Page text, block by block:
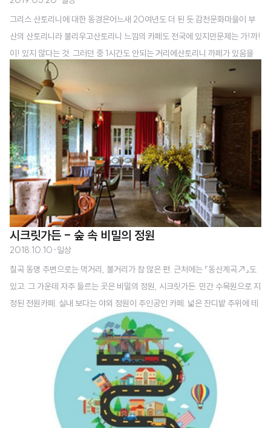
그리스 산토리니에 대한 동경은어느새 20여년도 더 된 듯.감천문화마을이 부
산의 산토리니라 불리우고산토리니 느낌의 카페도 전국에 있지만문제는 가!까!
이! 있지 않다는 것. 그러던 중 1시간도 안되는 거리에산토리니 까페가 있음을
듣고오픈 시간에 맞게 도착하기 위해출발하였다. 목적지는 경산 대구한의대학
교 근처의 '카페 산토리니 마을' 오픈 시간에 맞춰서 10시에 도착... .. 했는데 아
직 오픈 전이다이날 출근이 좀 늦었다고 하신다.참고로 평일 오픈 시간은 10시
30분. 기다리면서 바깥 구경.오늘은 모처럼 하늘도 파랗다.하늘과 건물만 바라
보면 산토리니가 부럽지 않음. 앞쪽과 옆으로 주차장도 넉넉히 준비되어 있다.
단, 마을을 지나 카페 앞까지 이어지는 길은차 한대만 겨우 다닐 수 있는 좁은 길
인데다가드레일도 ..
시크릿가든 - 숲 속 비밀의 정원
2018.10.10 ·일상
칠곡 동명 주변으로는 먹거리, 볼거리가 참 많은 편. 근처에는 『동산계곡↗』도
있고. 그 가운데 자주 들르는 곳은 비밀의 정원, 시크릿가든. 민간 수목원으로 지
정된 전원카페. 실내 보다는 야외 정원이 주인공인 카페. 넓은 잔디밭 주위에 테
이블과 의자가 마련되어 있고 아이들이 신나게 뛰어놀 수 있는 곳. 잔디밭을 걷
는 느낌이 좋다. 나무 밑에서 옛날 의자에 앉아 초록초록 눈 정화. 카페에서 음료
구입 후 입장 할 수 있다. 검사하는 것은 아니지만 이 풍경 속에서 차나 커피 한
잔이 빠지면 서운. 그리고 보름 후. 또 한번 방문. 조금 흐린 날씨. 아직 초록 기운
이 가시지 않았지만 곳곳에서 가을 느낌이 난다. 포토존. 가을에도 시원한 물소
리와 함께 분수는 계속. 산책로를 따라 수목원 위쪽에 올라서 내려다 본 ..